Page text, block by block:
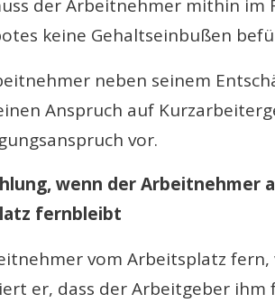
der Arbeitnehmer mithin im
keine Gehaltseinbußen
neben seinem
Anspruch auf
vor.
wenn der Arbeitnehmer
fernbleibt
vom Arbeitsplatz
er, dass der Arbeitgeber ihm